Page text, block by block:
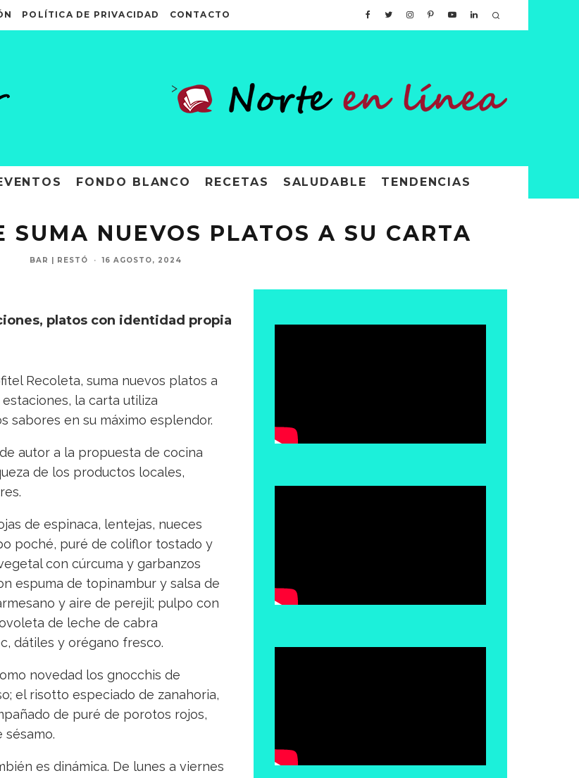
POLÍTICA DE PRIVACIDAD CONTACTO
>
FONDO BLANCO RECETAS SALUDABLE TENDENCIAS
SUMA NUEVOS PLATOS A SU CARTA
BAR | RESTÓ · 16 AGOSTO, 2024
platos con identidad propia
Recoleta, suma nuevos platos a
la carta utiliza
sabores en su máximo esplendor.
autor a la propuesta de cocina
de los productos locales,
de espinaca, lentejas, nueces
poché, puré de coliflor tostado y
con cúrcuma y garbanzos
espuma de topinambur y salsa de
y aire de perejil; pulpo con
de leche de cabra
dátiles y orégano fresco.
novedad los gnocchis de
el risotto especiado de zanahoria,
de puré de porotos rojos,
es dinámica. De lunes a viernes